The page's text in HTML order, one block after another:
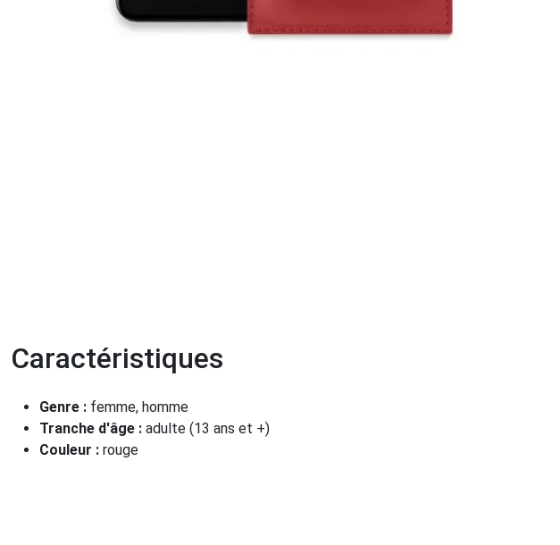
Caractéristiques
Genre : femme, homme
Tranche d'âge : adulte (13 ans et +)
Couleur : rouge